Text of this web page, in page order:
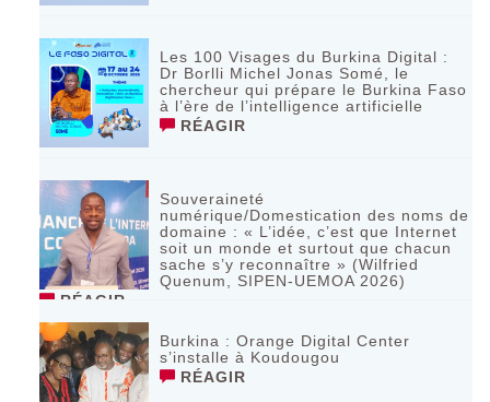
Les 100 Visages du Burkina Digital :
Dr Borlli Michel Jonas Somé, le
chercheur qui prépare le Burkina Faso
à l’ère de l’intelligence artificielle
RÉAGIR
Souveraineté
numérique/Domestication des noms de
domaine : « L’idée, c’est que Internet
soit un monde et surtout que chacun
sache s’y reconnaître » (Wilfried
Quenum, SIPEN-UEMOA 2026)
RÉAGIR
Burkina : Orange Digital Center
s’installe à Koudougou
RÉAGIR